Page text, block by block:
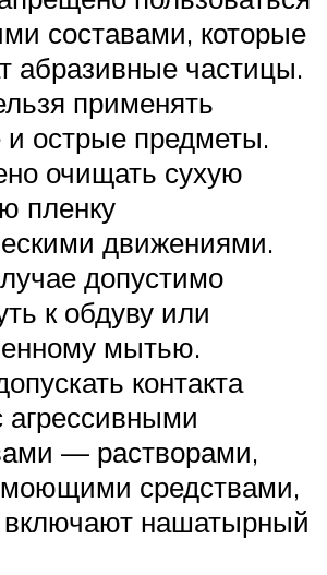
составами, которые
абразивные частицы.
применять
и острые предметы.
очищать сухую
пленку
движениями.
допустимо
к обдуву или
мытью.
контакта
агрессивными
— растворами,
средствами,
включают нашатырный